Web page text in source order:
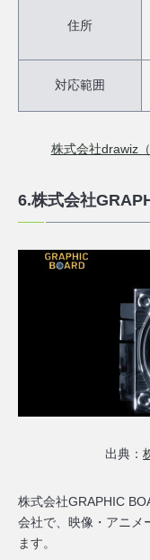
住所
対応範囲
株式会社drawiz
6.株式会社
出典：
株式会社GRAPHIC
会社で、映像・アニメ
ます。